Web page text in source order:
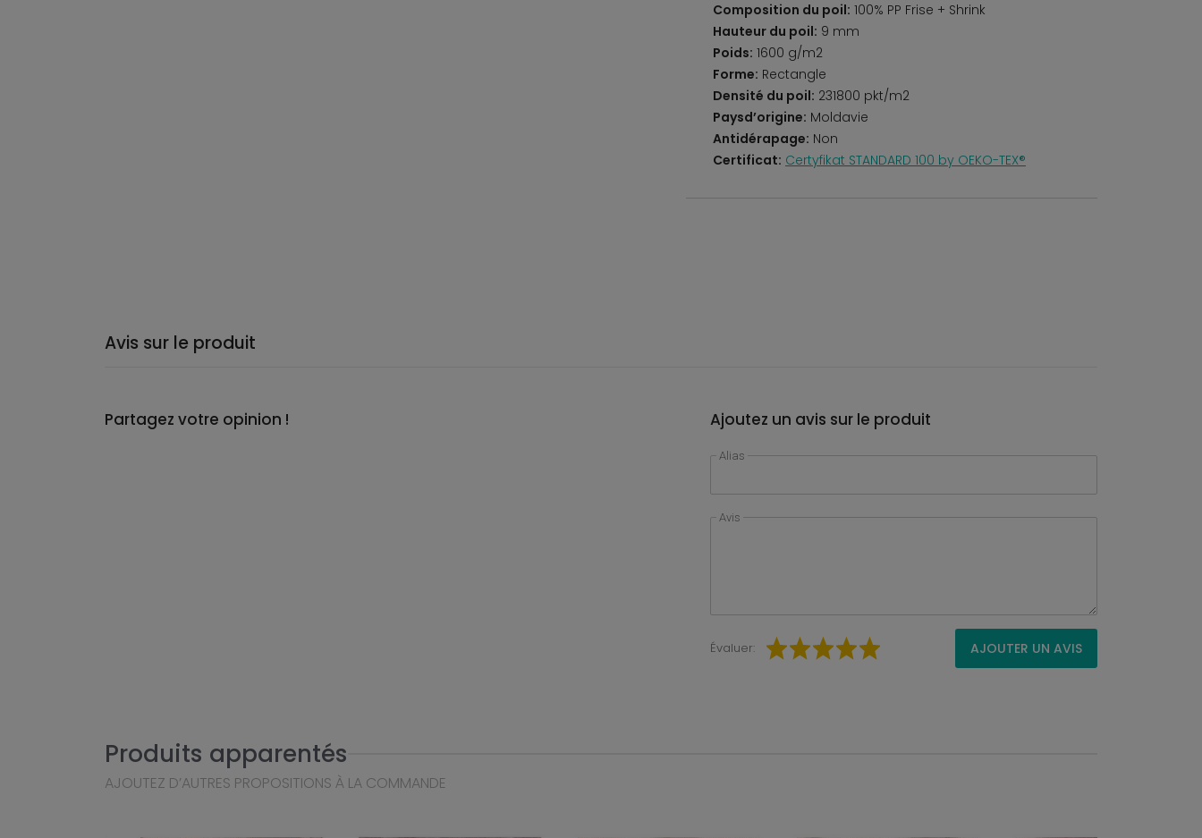
Composition du poil: 100% PP Frise + Shrink
Hauteur du poil: 9 mm
Poids: 1600 g/m2
Forme: Rectangle
Densité du poil: 231800 pkt/m2
Paysd’origine: Moldavie
Antidérapage: Non
Certificat: Certyfikat STANDARD 100 by OEKO-TEX®
Avis sur le produit
Partagez votre opinion ! Ajoutez un avis sur le produit
Alias
Avis
Évaluer: AJOUTER UN AVIS
Produits apparentés
AJOUTEZ D’AUTRES PROPOSITIONS À LA COMMANDE